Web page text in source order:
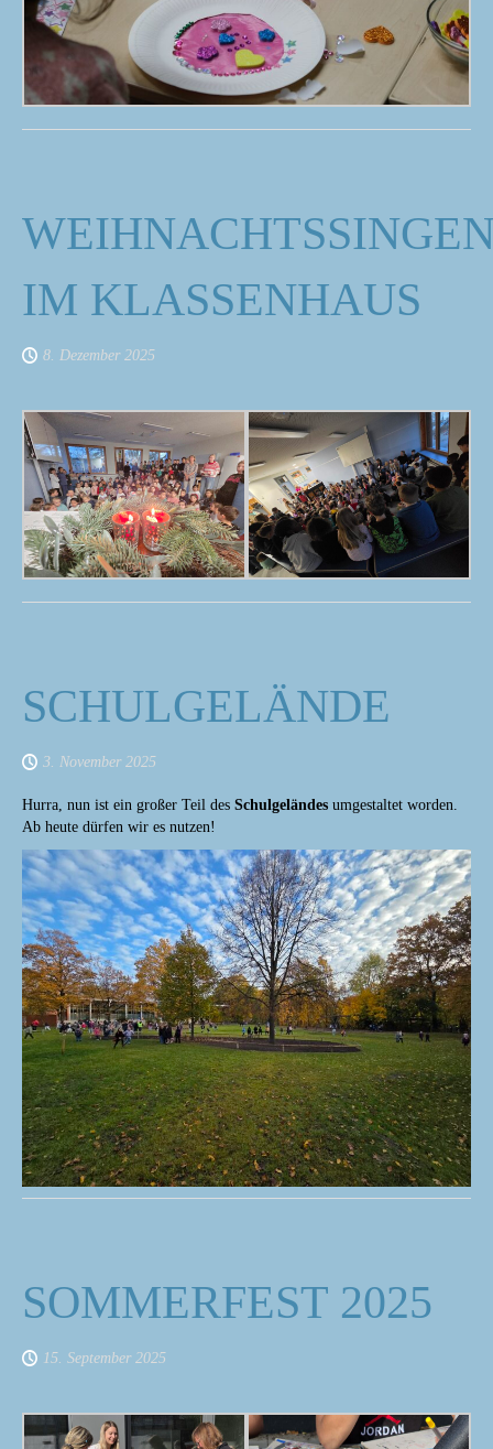
IM KLASSENHAUS
8. Dezember 2025
SCHULGELÄNDE
3. November 2025
Hurra, nun ist ein großer Teil des Schulgeländes umgestaltet worden.
Ab heute dürfen wir es nutzen!
SOMMERFEST 2025
15. September 2025